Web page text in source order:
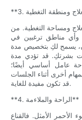
ومساحة التغطية. من
وأي مناطق ترغبين في
يسمح لكِ بتخصيص مدة
بشرتكِ. قد تؤدي مدة
عامل أساسي أيضًا؛
أخرى أثناء الجلسات
قد تكون مفيدة للغاية.
**4. الراحة والملاءمة**
الأحمر الأمثل. فالقناع